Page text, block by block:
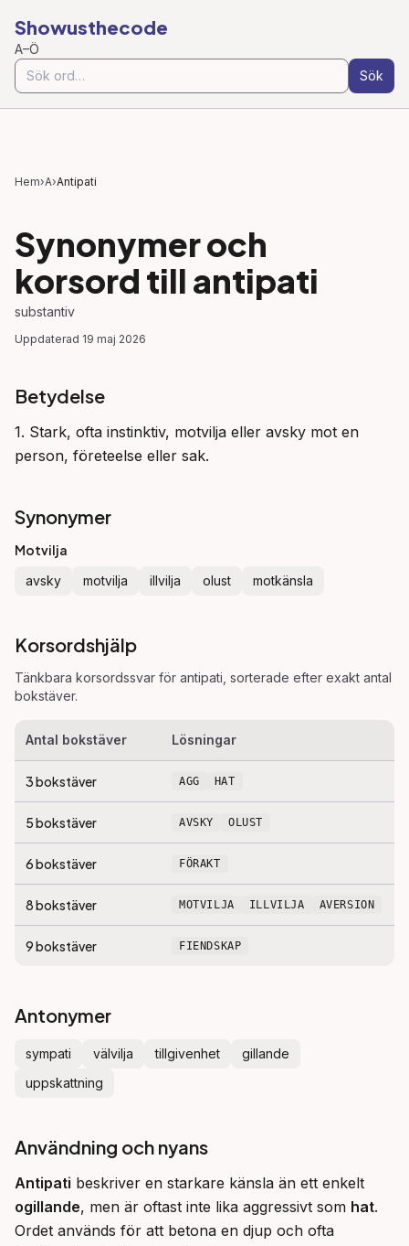
Showusthecode
A–Ö
Sök
Hem›A›Antipati
Synonymer och
korsord till antipati
substantiv
Uppdaterad 19 maj 2026
Betydelse
1. Stark, ofta instinktiv, motvilja eller avsky mot en
person, företeelse eller sak.
Synonymer
Motvilja
avsky motvilja illvilja olust motkänsla
Korsordshjälp
Tänkbara korsordssvar för antipati , sorterade efter exakt antal
bokstäver.
Antal bokstäver Lösningar
3bokstäver AGG HAT
5bokstäver AVSKY OLUST
6bokstäver FÖRAKT
8bokstäver MOTVILJA ILLVILJA AVERSION
9bokstäver FIENDSKAP
Antonymer
sympati välvilja tillgivenhet
gillande
uppskattning
Användning och nyans
Antipati
ogillande, men är oftast inte lika aggressivt som hat.
Ordet används för att betona en djup och ofta